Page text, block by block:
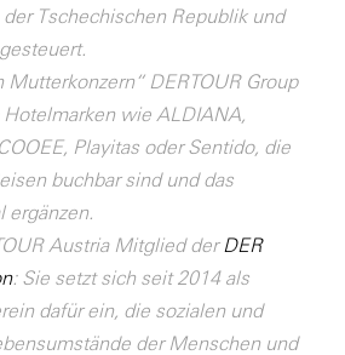
Tschechischen Republik und
DERTOUR Group
wie ALDIANA,
Playitas oder Sentido, die
buchbar sind und das
ergänzen.
Austria Mitglied der DER
: Sie setzt sich seit 2014 als
dafür ein, die sozialen und
der Menschen und